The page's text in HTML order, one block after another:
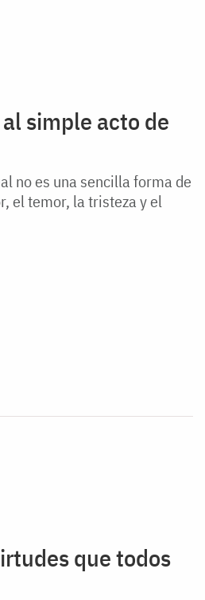
simple acto de
no es una sencilla forma de
el temor, la tristeza y el
que todos